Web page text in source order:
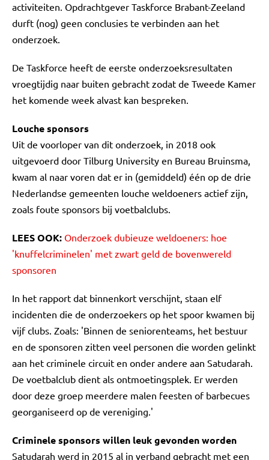
activiteiten. Opdrachtgever Taskforce Brabant-Zeeland
durft (nog) geen conclusies te verbinden aan het
onderzoek.
De Taskforce heeft de eerste onderzoeksresultaten
vroegtijdig naar buiten gebracht zodat de Tweede Kamer
het komende week alvast kan bespreken.
Louche sponsors
Uit de voorloper van dit onderzoek, in 2018 ook
uitgevoerd door Tilburg University en Bureau Bruinsma,
kwam al naar voren dat er in (gemiddeld) één op de drie
Nederlandse gemeenten louche weldoeners actief zijn,
zoals foute sponsors bij voetbalclubs.
LEES OOK: Onderzoek dubieuze weldoeners: hoe
'knuffelcriminelen' met zwart geld de bovenwereld
sponsoren
In het rapport dat binnenkort verschijnt, staan elf
incidenten die de onderzoekers op het spoor kwamen bij
vijf clubs. Zoals: 'Binnen de seniorenteams, het bestuur
en de sponsoren zitten veel personen die worden gelinkt
aan het criminele circuit en onder andere aan Satudarah.
De voetbalclub dient als ontmoetingsplek. Er werden
door deze groep meerdere malen feesten of barbecues
georganiseerd op de vereniging.'
Criminele sponsors willen leuk gevonden worden
Satudarah werd in 2015 al in verband gebracht met een